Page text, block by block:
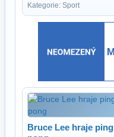
Kategorie: Sport
Bruce Lee hraje ping